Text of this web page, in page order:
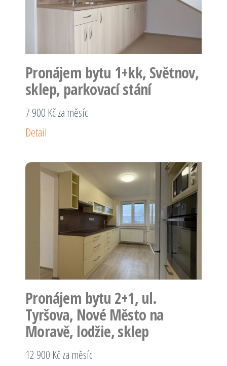
Pronájem bytu 1+kk, Světnov,
sklep, parkovací stání
7 900 Kč za měsíc
Detail
Pronájem bytu 2+1, ul.
Tyršova, Nové Město na
Moravě, lodžie, sklep
12 900 Kč za měsíc